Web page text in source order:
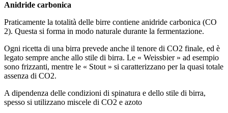
Anidride carbonica
Praticamente la totalità delle birre contiene anidride carbonica (CO
2). Questa si forma in modo naturale durante la fermentazione.
Ogni ricetta di una birra prevede anche il tenore di CO2 finale, ed è
legato sempre anche allo stile di birra. Le « Weissbier » ad esempio
sono frizzanti, mentre le « Stout » si caratterizzano per la quasi totale
assenza di CO2.
A dipendenza delle condizioni di spinatura e dello stile di birra,
spesso si utilizzano miscele di CO2 e azoto